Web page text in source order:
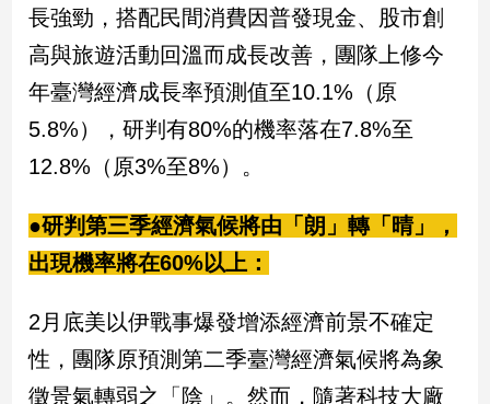
岸/
國
際
社
地
方
冠
病
毒
區
南
長強勁，搭配民間消費因普發現金、股市創
高與旅遊活動回溫而成長改善，團隊上修今
年臺灣經濟成長率預測值至10.1%（原
5.8%），研判有80%的機率落在7.8%至
12.8%（原3%至8%）。
●研判第三季經濟氣候將由「朗」轉「晴」，
出現機率將在60%以上：
2月底美以伊戰事爆發增添經濟前景不確定
性，團隊原預測第二季臺灣經濟氣候將為象
徵景氣轉弱之「陰」。然而，隨著科技大廠